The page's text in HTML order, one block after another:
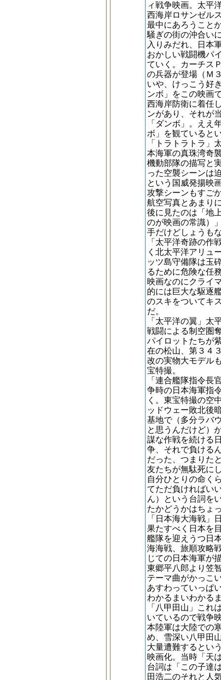
ィ戦争映画。太平
西海岸ロサンゼル
最中にあろうこと
騒ぎの街の沖合い
入りみだれ、日本
おかしい戦闘機パ
ていく。カーチス
の兵器が登場（Ｍ
いや、けっこう好
ンボ」をこの映画
西海岸防衛に着任
ンがあり、それが
「ダンボ」。ええ
ボ」を観ていると
「トラトラトラ」
本海軍の真珠湾奇
機動部隊の描写と
った空襲シーンは
という国威発揚映
攻撃シーンもすご
航空写真とあまり
後に見たのは「地
のが映画の常識）
手だけどしょうも
「太平洋奇跡の作
く北太平洋アリュ
ッツ島守備隊は玉
るために危険な任
映画なのにクライ
的には巨大な駆逐
のスキをついてキ
だ。
「太平洋の翼」太
戦闘による制空圏
パイロットたちが
在の松山、第３４
改の実物大モデル
宝特撮。
「連合艦隊指令長
争時の日本海軍指
く。東宝特撮の空
ッドウェー敗北後
基地で（多分ラバ
と思うんだけど）
謀な作戦を続ける
争、それで負ける
だった、つまりた
友たちが無駄死に
自分ひとりの命く
てただ負ければい
ん）という台詞を
たかどうかはちょ
「日本海大海戦」
果たすべく日本を
艦隊を迎えうつ日
海海戦、旅順攻略
じての日本海軍が
東郷平八郎より笠
テーマ曲がかっこ
あすわっていっぱ
わかるまいわかる
「八甲田山」これ
いているので戦争
本陸軍は大陸での
め、雪深い八甲田
大量遭難するとい
映画化。当時「天
台詞は「この子達
田浩二のそれと人